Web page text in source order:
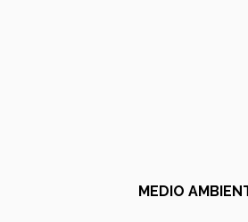
MEDIO